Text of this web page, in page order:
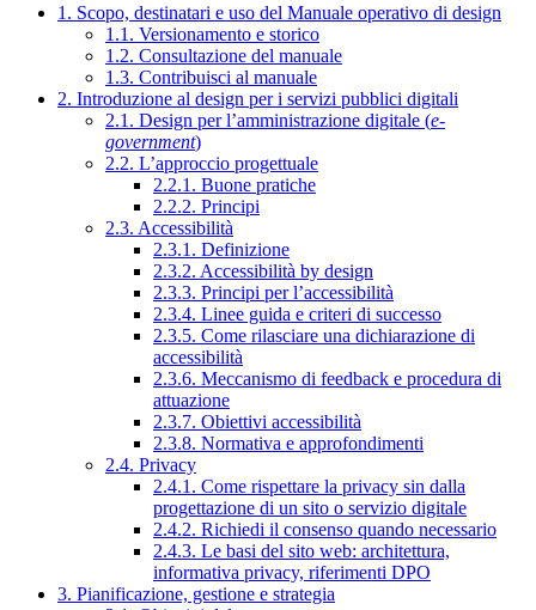
1. Scopo, destinatari e uso del Manuale operativo di design
1.1. Versionamento e storico
1.2. Consultazione del manuale
1.3. Contribuisci al manuale
2. Introduzione al design per i servizi pubblici digitali
2.1. Design per l’amministrazione digitale (e-
government)
2.2. L’approccio progettuale
2.2.1. Buone pratiche
2.2.2. Principi
2.3. Accessibilità
2.3.1. Definizione
2.3.2. Accessibilità by design
2.3.3. Principi per l’accessibilità
2.3.4. Linee guida e criteri di successo
2.3.5. Come rilasciare una dichiarazione di
accessibilità
2.3.6. Meccanismo di feedback e procedura di
attuazione
2.3.7. Obiettivi accessibilità
2.3.8. Normativa e approfondimenti
2.4. Privacy
2.4.1. Come rispettare la privacy sin dalla
progettazione di un sito o servizio digitale
2.4.2. Richiedi il consenso quando necessario
2.4.3. Le basi del sito web: architettura,
informativa privacy, riferimenti DPO
3. Pianificazione, gestione e strategia